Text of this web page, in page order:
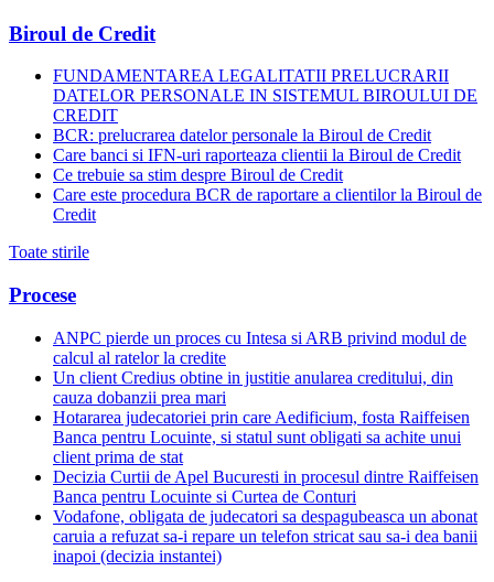
Biroul de Credit
FUNDAMENTAREA LEGALITATII PRELUCRARII
DATELOR PERSONALE IN SISTEMUL BIROULUI DE
CREDIT
BCR: prelucrarea datelor personale la Biroul de Credit
Care banci si IFN-uri raporteaza clientii la Biroul de Credit
Ce trebuie sa stim despre Biroul de Credit
Care este procedura BCR de raportare a clientilor la Biroul de
Credit
Toate stirile
Procese
ANPC pierde un proces cu Intesa si ARB privind modul de
calcul al ratelor la credite
Un client Credius obtine in justitie anularea creditului, din
cauza dobanzii prea mari
Hotararea judecatoriei prin care Aedificium, fosta Raiffeisen
Banca pentru Locuinte, si statul sunt obligati sa achite unui
client prima de stat
Decizia Curtii de Apel Bucuresti in procesul dintre Raiffeisen
Banca pentru Locuinte si Curtea de Conturi
Vodafone, obligata de judecatori sa despagubeasca un abonat
caruia a refuzat sa-i repare un telefon stricat sau sa-i dea banii
inapoi (decizia instantei)